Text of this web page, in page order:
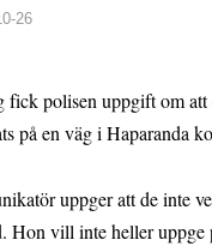
26
fick polisen uppgift om att
på en väg i Haparanda
uppger att de inte
Hon vill inte heller uppge